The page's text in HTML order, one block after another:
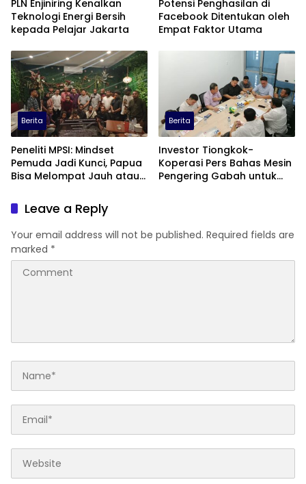
PLN Enjiniring Kenalkan
Teknologi Energi Bersih
kepada Pelajar Jakarta
Potensi Penghasilan di
Facebook Ditentukan oleh
Empat Faktor Utama
Berita
Peneliti MPSI: Mindset
Pemuda Jadi Kunci, Papua
Bisa Melompat Jauh atau
Berita
Investor Tiongkok-
Koperasi Pers Bahas Mesin
Pengering Gabah untuk
Leave a Reply
Your email address will not be published. Required fields are
marked *